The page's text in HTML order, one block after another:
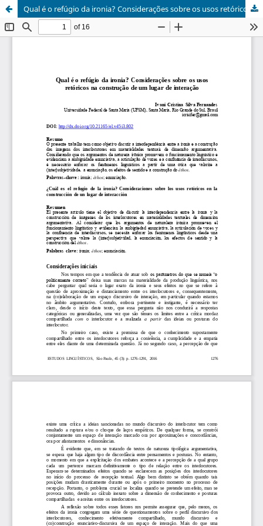
Qual é o refúgio da ironia? Considerações sobre os usos retóricos na construção de um lugar de interação